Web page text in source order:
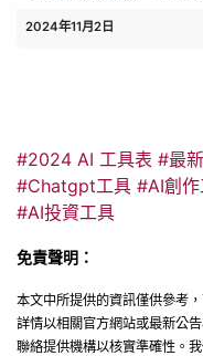
2024年11月2日
#2024 AI 工具表 #最
#Chatgpt工具 #AI創
#AI投資工具
免責聲明：
本文中所提供的資訊僅供參考
詳情以相關官方網站或最新公
聯絡提供機構以核實準確性。